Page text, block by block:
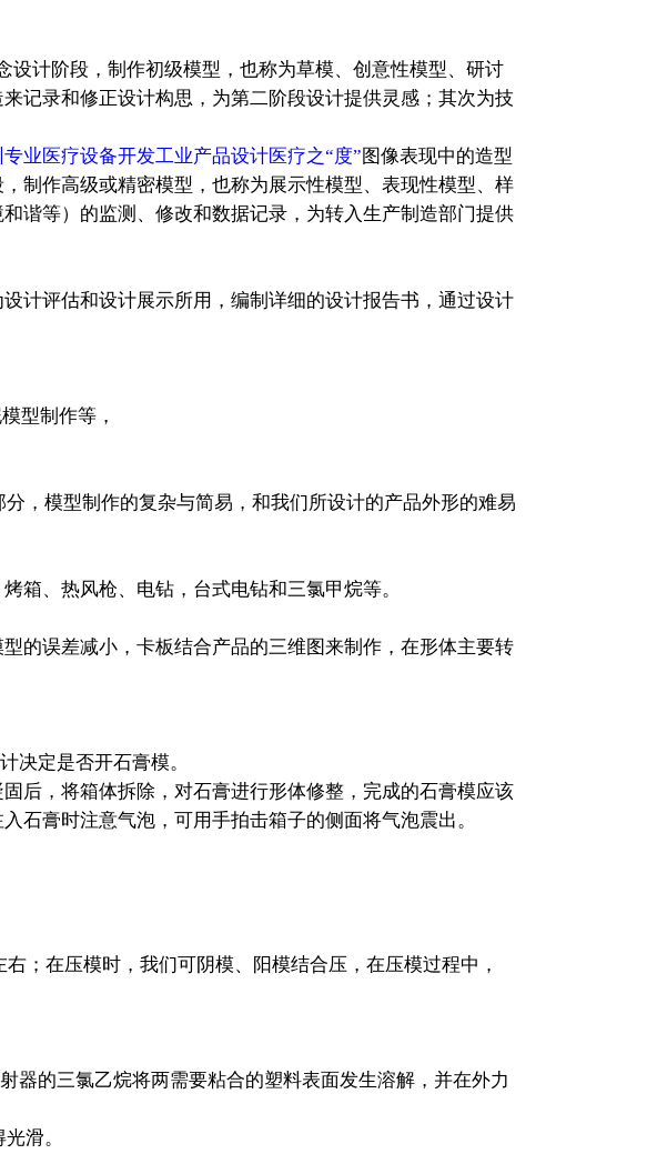
设计阶段，制作初级模型，也称为草模、创意性模型、研讨
记录和修正设计构思，为第二阶段设计提供灵感；其次为技
业医疗设备开发工业产品设计医疗之“度” 图像表现中的造型
制作高级或精密模型，也称为展示性模型、表现性模型、样
谐等）的监测、修改和数据记录，为转入生产制造部门提供
评估和设计展示所用，编制详细的设计报告书，通过设计
型制作等，
模型制作的复杂与简易，和我们所设计的产品外形的难易
、热风枪、电钻，台式电钻和三氯甲烷等。
误差减小，卡板结合产品的三维图来制作，在形体主要转
定是否开石膏模。
后，将箱体拆除，对石膏进行形体修整，完成的石膏模应该
石膏时注意气泡，可用手拍击箱子的侧面将气泡震出。
；在压模时，我们可阴模、阳模结合压，在压模过程中，
的三氯乙烷将两需要粘合的塑料表面发生溶解，并在外力
滑。